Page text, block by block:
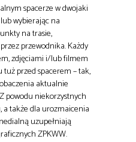
spacerze w dwojaki
wybierając na
na trasie,
przewodnika. Każdy
zdjęciami i/lub filmem
przed spacerem – tak,
aktualnie
powodu niekorzystnych
a także dla urozmaicenia
uzupełniają
ZPKWW.